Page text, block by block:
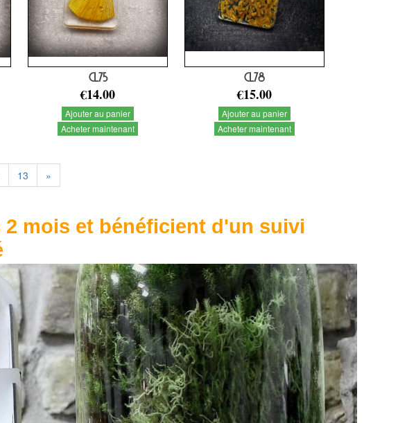
CL75
€14.00
Ajouter au panier
Acheter maintenant
CL78
€15.00
Ajouter au panier
Acheter maintenant
13 »
mois et bénéficient d'un suivi